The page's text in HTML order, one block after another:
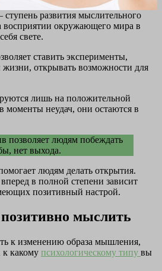
развития мыслительного
восприятии окружающего мира в
свете.
ставить эксперименты,
жизни, открывать возможности для
лишь на положительной
моменты неудач, они остаются в
позволяет людям побеждать
нет выхода.
людям делать открытия.
в полной степени зависит
позитивный настрой.
мыслить
к изменению образа мышления,
к какому психологическому типу вы